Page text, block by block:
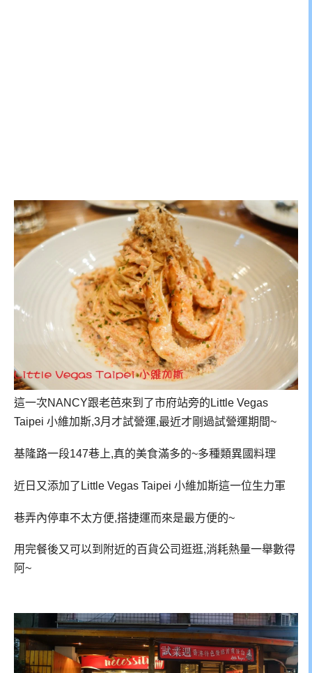
這一次NANCY跟老芭來到了市府站旁的Little Vegas
Taipei 小維加斯,3月才試營運,最近才剛過試營運期間~
基隆路一段147巷上,真的美食滿多的~多種類異國料理
近日又添加了Little Vegas Taipei 小維加斯這一位生力軍
巷弄內停車不太方便,搭捷運而來是最方便的~
用完餐後又可以到附近的百貨公司逛逛,消耗熱量一舉數得
阿~